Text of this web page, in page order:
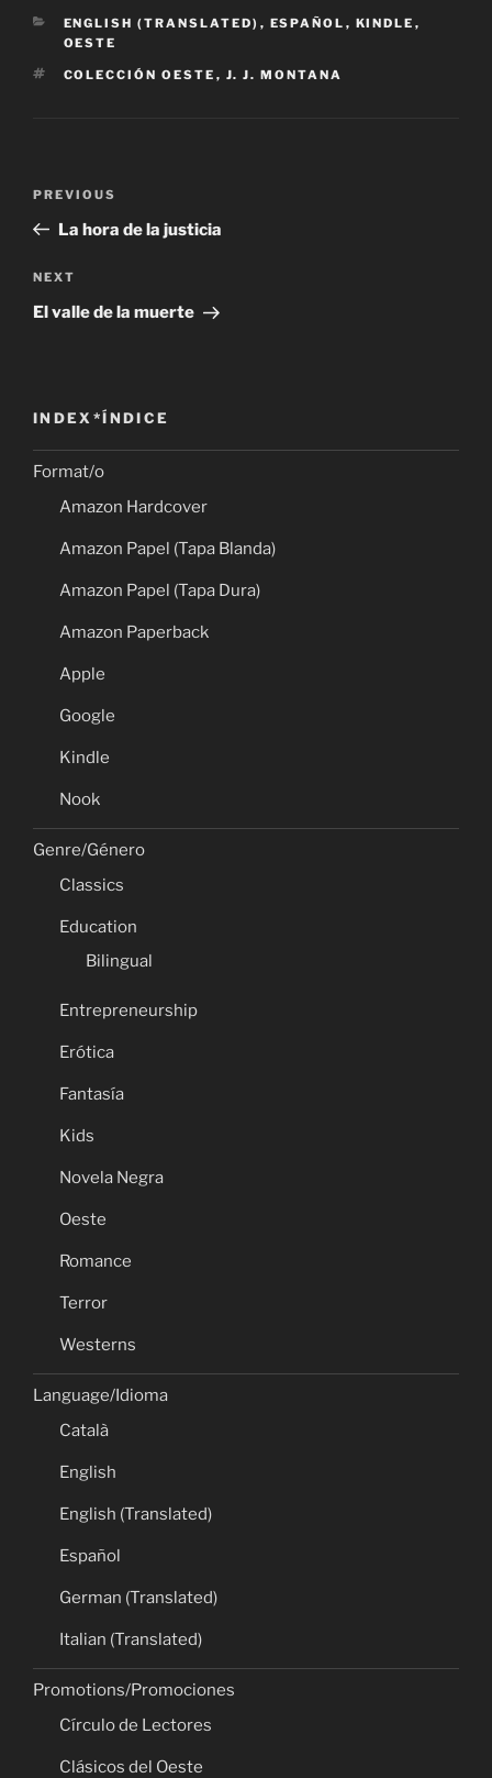
CATEGORIES
ENGLISH (TRANSLATED) , ESPAÑOL , KINDLE ,
OESTE
TAGS
COLECCIÓN OESTE , J. J. MONTANA
Previous
Post
PREVIOUS
La hora de la justicia
Next
Post
NEXT
El valle de la muerte
INDEX*ÍNDICE
Format/o
Amazon Hardcover
Amazon Papel (Tapa Blanda)
Amazon Papel (Tapa Dura)
Amazon Paperback
Apple
Google
Kindle
Nook
Genre/Género
Classics
Education
Bilingual
Entrepreneurship
Erótica
Fantasía
Kids
Novela Negra
Oeste
Romance
Terror
Westerns
Language/Idioma
Català
English
English (Translated)
Español
German (Translated)
Italian (Translated)
Promotions/Promociones
Círculo de Lectores
Clásicos del Oeste